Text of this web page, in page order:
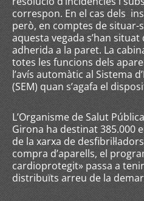
correspon. En el cas dels
però, en comptes de situar-
aquesta vegada s’han
adherida a la paret. La
totes les funcions dels
l’avís automàtic al Sistema
(SEM) quan s’agafa el
L’Organisme de Salut
Girona ha destinat 385.000
de la xarxa de
compra d’aparells, el
cardioprotegit» passa a
distribuïts arreu de la